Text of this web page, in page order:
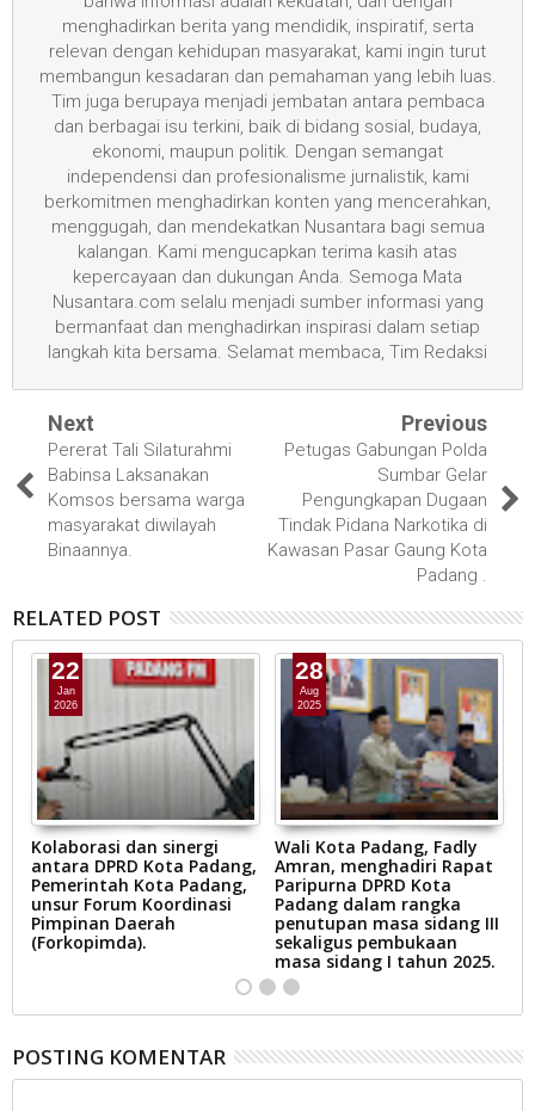
menghadirkan berita yang mendidik, inspiratif, serta
relevan dengan kehidupan masyarakat, kami ingin turut
membangun kesadaran dan pemahaman yang lebih luas.
Tim juga berupaya menjadi jembatan antara pembaca
dan berbagai isu terkini, baik di bidang sosial, budaya,
ekonomi, maupun politik. Dengan semangat
independensi dan profesionalisme jurnalistik, kami
berkomitmen menghadirkan konten yang mencerahkan,
menggugah, dan mendekatkan Nusantara bagi semua
kalangan. Kami mengucapkan terima kasih atas
kepercayaan dan dukungan Anda. Semoga Mata
Nusantara.com selalu menjadi sumber informasi yang
bermanfaat dan menghadirkan inspirasi dalam setiap
langkah kita bersama. Selamat membaca, Tim Redaksi
Next
Pererat Tali Silaturahmi
Babinsa Laksanakan
Komsos bersama warga
masyarakat diwilayah
Binaannya.
Previous
Petugas Gabungan Polda
Sumbar Gelar
Pengungkapan Dugaan
Tindak Pidana Narkotika di
Kawasan Pasar Gaung Kota
Padang .
RELATED POST
22
Jan
2026
Kolaborasi dan sinergi
antara DPRD Kota Padang,
Pemerintah Kota Padang,
unsur Forum Koordinasi
Pimpinan Daerah
(Forkopimda).
28
Aug
2025
Wali Kota Padang, Fadly
Amran, menghadiri Rapat
Paripurna DPRD Kota
Padang dalam rangka
penutupan masa sidang III
sekaligus pembukaan
masa sidang I tahun 2025.
POSTING KOMENTAR